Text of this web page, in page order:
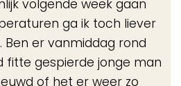
volgende week gaan
ga ik toch liever
Ben er vanmiddag rond
fitte gespierde jonge man
of het er weer zo